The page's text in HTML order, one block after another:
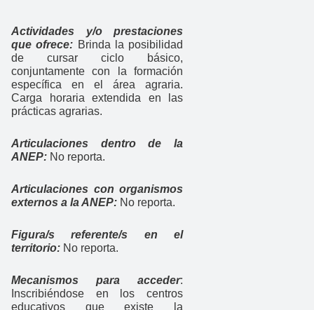
Actividades y/o prestaciones
que ofrece: Brinda la posibilidad
de cursar ciclo básico,
conjuntamente con la formación
específica en el área agraria.
Carga horaria extendida en las
prácticas agrarias.
Articulaciones dentro de la
ANEP: No reporta.
Articulaciones con organismos
externos a la ANEP: No reporta.
Figura/s referente/s en el
territorio: No reporta.
Mecanismos para acceder:
Inscribiéndose en los centros
educativos que existe la